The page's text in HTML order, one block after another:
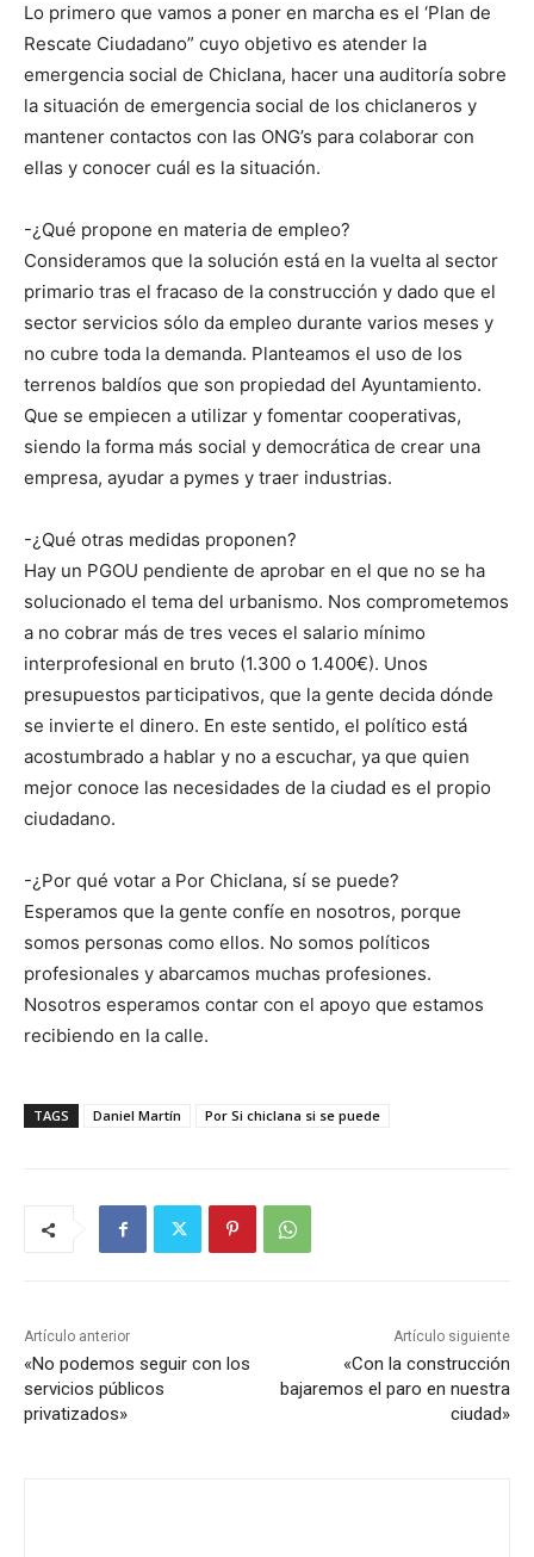
Lo primero que vamos a poner en marcha es el ‘Plan de
Rescate Ciudadano” cuyo objetivo es atender la
emergencia social de Chiclana, hacer una auditoría sobre
la situación de emergencia social de los chiclaneros y
mantener contactos con las ONG’s para colaborar con
ellas y conocer cuál es la situación.
-¿Qué propone en materia de empleo?
Consideramos que la solución está en la vuelta al sector
primario tras el fracaso de la construcción y dado que el
sector servicios sólo da empleo durante varios meses y
no cubre toda la demanda. Planteamos el uso de los
terrenos baldíos que son propiedad del Ayuntamiento.
Que se empiecen a utilizar y fomentar cooperativas,
siendo la forma más social y democrática de crear una
empresa, ayudar a pymes y traer industrias.
-¿Qué otras medidas proponen?
Hay un PGOU pendiente de aprobar en el que no se ha
solucionado el tema del urbanismo. Nos comprometemos
a no cobrar más de tres veces el salario mínimo
interprofesional en bruto (1.300 o 1.400€). Unos
presupuestos participativos, que la gente decida dónde
se invierte el dinero. En este sentido, el político está
acostumbrado a hablar y no a escuchar, ya que quien
mejor conoce las necesidades de la ciudad es el propio
ciudadano.
-¿Por qué votar a Por Chiclana, sí se puede?
Esperamos que la gente confíe en nosotros, porque
somos personas como ellos. No somos políticos
profesionales y abarcamos muchas profesiones.
Nosotros esperamos contar con el apoyo que estamos
recibiendo en la calle.
TAGS Daniel Martín Por Si chiclana si se puede
Artículo anterior
«No podemos seguir con los
servicios públicos
privatizados»
Artículo siguiente
«Con la construcción
bajaremos el paro en nuestra
ciudad»